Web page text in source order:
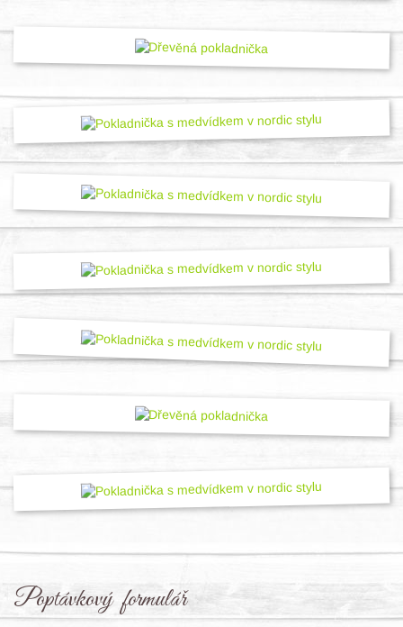
Poptávkový formulář